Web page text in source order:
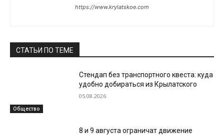
https://www.krylatskoe.com
СТАТЬИ ПО ТЕМЕ
Общество
Стендап без транспортного квеста: куда
удобно добираться из Крылатского
05.08.2026
8 и 9 августа ограничат движение